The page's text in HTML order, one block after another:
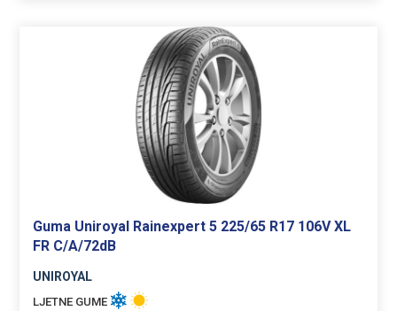
Guma Uniroyal Rainexpert 5 225/65 R17 106V XL
FR C/A/72dB
UNIROYAL
LJETNE GUME